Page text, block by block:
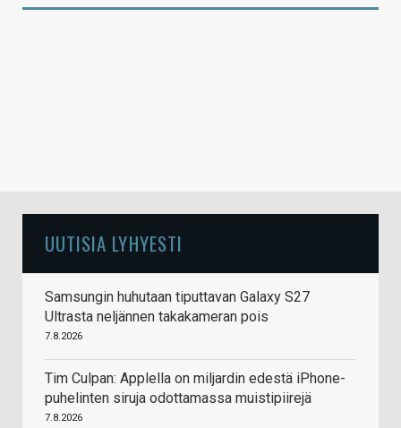
UUTISIA LYHYESTI
Samsungin huhutaan tiputtavan Galaxy S27
Ultrasta neljännen takakameran pois
7.8.2026
Tim Culpan: Applella on miljardin edestä iPhone-
puhelinten siruja odottamassa muistipiirejä
7.8.2026